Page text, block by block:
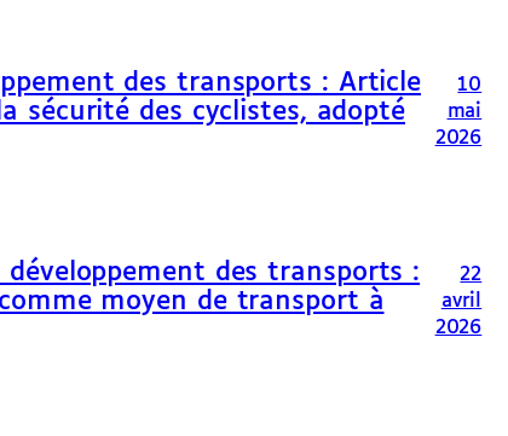
des transports : Article
sécurité des cyclistes, adopté
10
mai
2026
des transports :
moyen de transport à
22
avril
2026